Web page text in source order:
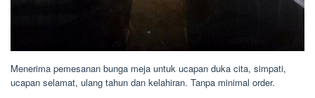
Menerima pemesanan bunga meja untuk ucapan duka cita, simpati,
ucapan selamat, ulang tahun dan kelahiran. Tanpa minimal order.